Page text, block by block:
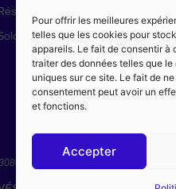
Pour offrir les meilleures
telles que les cookies pour
appareils. Le fait de consentir à
traiter des données telles que
uniques sur ce site. Le fait de
consentement peut avoir un
et fonctions.
Accepter
de permis
de points